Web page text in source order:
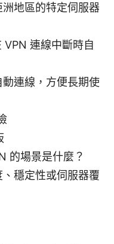
地區的特定伺服器
連線中斷時自
連線，方便長期使
的場景是什麼？
穩定性或伺服器覆